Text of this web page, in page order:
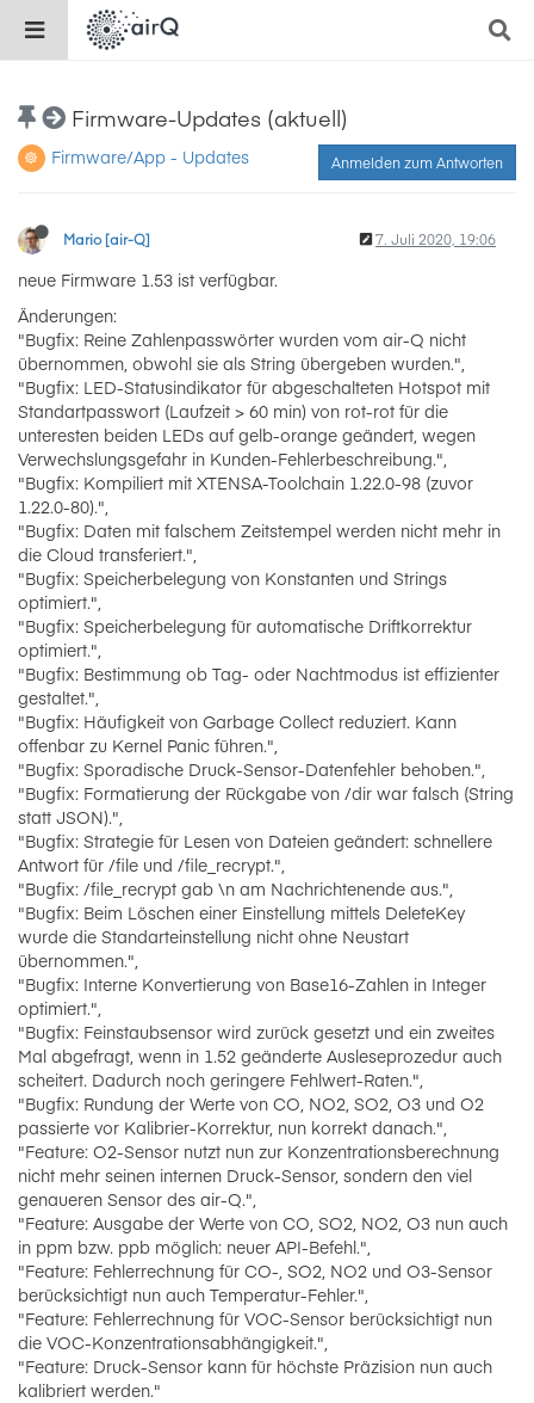
Firmware-Updates (aktuell)
Firmware/App - Updates Anmelden zum Antworten
Mario [air-Q] 7. Juli 2020, 19:06
neue Firmware 1.53 ist verfügbar.
Änderungen:
"Bugfix: Reine Zahlenpasswörter wurden vom air-Q nicht
übernommen, obwohl sie als String übergeben wurden.",
"Bugfix: LED-Statusindikator für abgeschalteten Hotspot mit
Standartpasswort (Laufzeit > 60 min) von rot-rot für die
unteresten beiden LEDs auf gelb-orange geändert, wegen
Verwechslungsgefahr in Kunden-Fehlerbeschreibung.",
"Bugfix: Kompiliert mit XTENSA-Toolchain 1.22.0-98 (zuvor
1.22.0-80).",
"Bugfix: Daten mit falschem Zeitstempel werden nicht mehr in
die Cloud transferiert.",
"Bugfix: Speicherbelegung von Konstanten und Strings
optimiert.",
"Bugfix: Speicherbelegung für automatische Driftkorrektur
optimiert.",
"Bugfix: Bestimmung ob Tag- oder Nachtmodus ist effizienter
gestaltet.",
"Bugfix: Häufigkeit von Garbage Collect reduziert. Kann
offenbar zu Kernel Panic führen.",
"Bugfix: Sporadische Druck-Sensor-Datenfehler behoben.",
"Bugfix: Formatierung der Rückgabe von /dir war falsch (String
statt JSON).",
"Bugfix: Strategie für Lesen von Dateien geändert: schnellere
Antwort für /file und /file_recrypt.",
"Bugfix: /file_recrypt gab \n am Nachrichtenende aus.",
"Bugfix: Beim Löschen einer Einstellung mittels DeleteKey
wurde die Standarteinstellung nicht ohne Neustart
übernommen.",
"Bugfix: Interne Konvertierung von Base16-Zahlen in Integer
optimiert.",
"Bugfix: Feinstaubsensor wird zurück gesetzt und ein zweites
Mal abgefragt, wenn in 1.52 geänderte Ausleseprozedur auch
scheitert. Dadurch noch geringere Fehlwert-Raten.",
"Bugfix: Rundung der Werte von CO, NO2, SO2, O3 und O2
passierte vor Kalibrier-Korrektur, nun korrekt danach.",
"Feature: O2-Sensor nutzt nun zur Konzentrationsberechnung
nicht mehr seinen internen Druck-Sensor, sondern den viel
genaueren Sensor des air-Q.",
"Feature: Ausgabe der Werte von CO, SO2, NO2, O3 nun auch
in ppm bzw. ppb möglich: neuer API-Befehl.",
"Feature: Fehlerrechnung für CO-, SO2, NO2 und O3-Sensor
berücksichtigt nun auch Temperatur-Fehler.",
"Feature: Fehlerrechnung für VOC-Sensor berücksichtigt nun
die VOC-Konzentrationsabhängigkeit.",
"Feature: Druck-Sensor kann für höchste Präzision nun auch
kalibriert werden."